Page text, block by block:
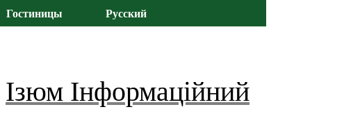
Гостиницы Русский
Ізюм Інформаційний